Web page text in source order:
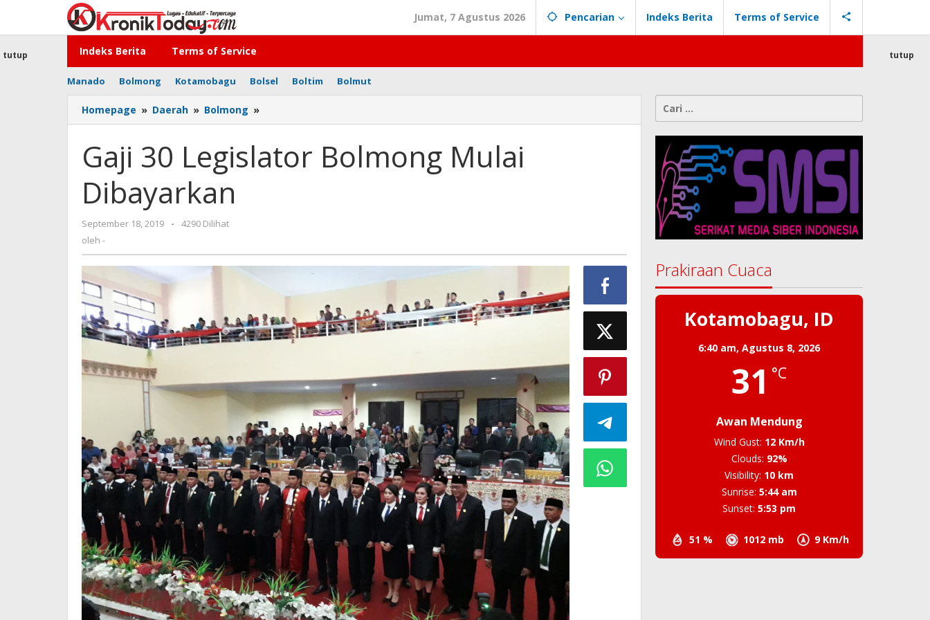
konten
Jumat, 7 Agustus 2026 Pencarian Indeks Berita Terms of Service
Indeks Berita Terms of Service
Manado Bolmong Kotamobagu Bolsel Boltim Bolmut
tutup tutup
Homepage » Daerah » Bolmong »
30
Bolmong
Mulai
Gaji 30 Legislator Bolmong Mulai
Dibayarkan
September 18, 2019
oleh
-
4290 Dilihat
oleh -
Cari
untuk:
Prakiraan Cuaca
Kotamobagu, ID
6:40 am,Agustus 8, 2026
31 °C
Awan Mendung
51 % 1012 mb 9 Km/h
Wind Gust: 12 Km/h
Clouds: 92%
Visibility: 10 km
Sunrise: 5:44 am
Sunset: 5:53 pm